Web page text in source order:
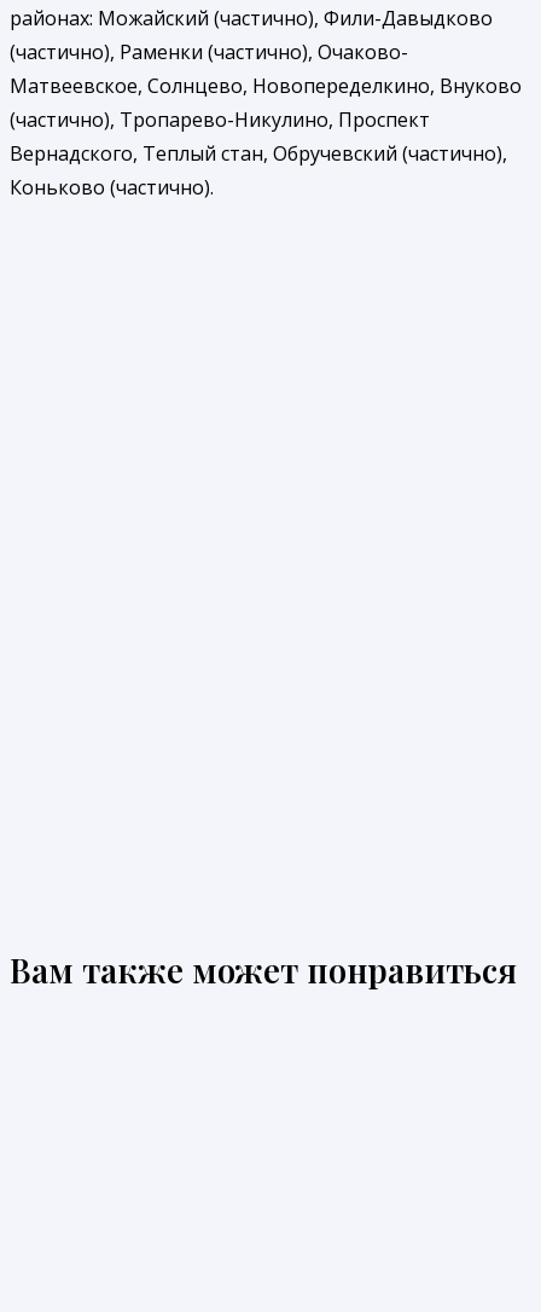
районах: Можайский (частично), Фили-Давыдково
(частично), Раменки (частично), Очаково-
Матвеевское, Солнцево, Новопеределкино, Внуково
(частично), Тропарево-Никулино, Проспект
Вернадского, Теплый стан, Обручевский (частично),
Коньково (частично).
Вам также может понравиться